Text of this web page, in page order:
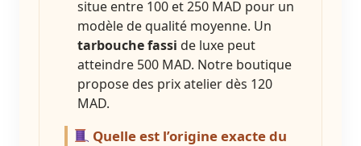
situe entre 100 et 250 MAD pour un
modèle de qualité moyenne. Un
tarbouche fassi de luxe peut
atteindre 500 MAD. Notre boutique
propose des prix atelier dès 120
MAD.
Quelle est l’origine exacte du